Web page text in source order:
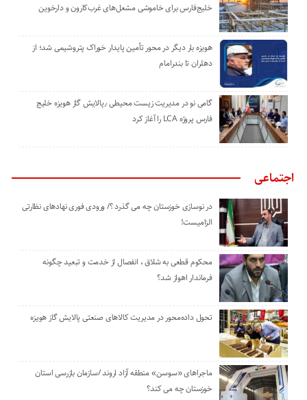
خلیج‌فارس برای خاموشی مشعل‌های غرب‌کارون و دارخوین
هویزه بار دیگر در محور تأمین پایدار خوراک پتروشیمی شد؛ از
دهلران تا بندرامام
گامی نو در مدیریت زیست ‌محیطی ٫پالایش گاز هویزه خلیج
‌فارس پروژه LCA را آغاز کرد
اجتماعی
در نوسازی خوزستان چه می گذرد ؟/ ورودی فوری نهادهای نظارتی
الزامیست!
محکوم قطعی به شلاق ، انفصال از خدمت و تبعید چگونه
فرماندار اهواز شد؟
تحول داده‌محور در مدیریت کالاهای صنعتی پالایش گاز هویزه
ماجراهای «سوسن» منطقه آزاد اروند /سازمان بازرسی استان
خوزستان چه می کند؟